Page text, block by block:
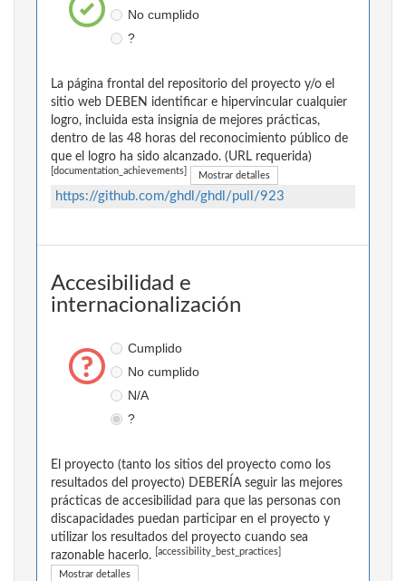
No cumplido
?
La página frontal del repositorio del proyecto y/o el
sitio web DEBEN identificar e hipervincular cualquier
logro, incluida esta insignia de mejores prácticas,
dentro de las 48 horas del reconocimiento público de
que el logro ha sido alcanzado. (URL requerida)
[documentation_achievements] Mostrar detalles
https://github.com/ghdl/ghdl/pull/923
Accesibilidad e
internacionalización
Cumplido
No cumplido
N/A
?
El proyecto (tanto los sitios del proyecto como los
resultados del proyecto) DEBERÍA seguir las mejores
prácticas de accesibilidad para que las personas con
discapacidades puedan participar en el proyecto y
utilizar los resultados del proyecto cuando sea
razonable hacerlo.
[accessibility_best_practices]
Mostrar detalles